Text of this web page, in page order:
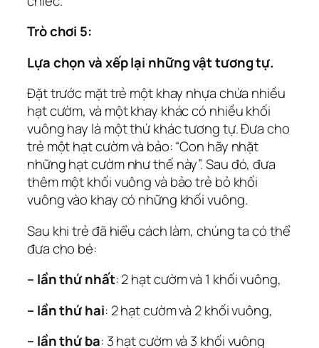
Trò chơi 5:
Lựa chọn và xếp lại những vật tương tự.
Đặt trước mặt trẻ một khay nhựa chứa nhiều
hạt cườm, và một khay khác có nhiều khối
vuông hay là một thứ khác tương tự. Đưa cho
trẻ một hạt cườm và bảo: “Con hãy nhặt
những hạt cườm như thế này”. Sau đó, đưa
thêm một khối vuông và bảo trẻ bỏ khối
vuông vào khay có những khối vuông.
Sau khi trẻ đã hiểu cách làm, chúng ta có thể
đưa cho bé:
– lần thứ nhất: 2 hạt cườm và 1 khối vuông,
– lần thứ hai: 2 hạt cườm và 2 khối vuông,
– lần thứ ba: 3 hạt cườm và 3 khối vuông